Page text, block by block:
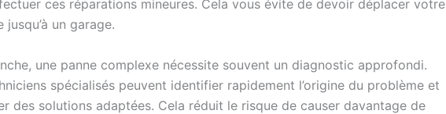
ces réparations mineures. Cela vous évite de devoir déplacer votre
jusqu’à un garage.
une panne complexe nécessite souvent un diagnostic approfondi.
spécialisés peuvent identifier rapidement l’origine du problème et
des solutions adaptées. Cela réduit le risque de causer davantage de